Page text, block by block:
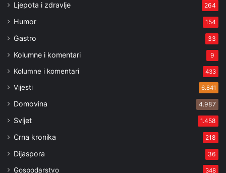
Ljepota i zdravlje 264
Humor 154
Gastro 33
Kolumne i komentari 9
Kolumne i komentari 433
Vijesti 6.841
Domovina 4.987
Svijet 1.458
Crna kronika 218
Dijaspora 36
Gospodarstvo 348